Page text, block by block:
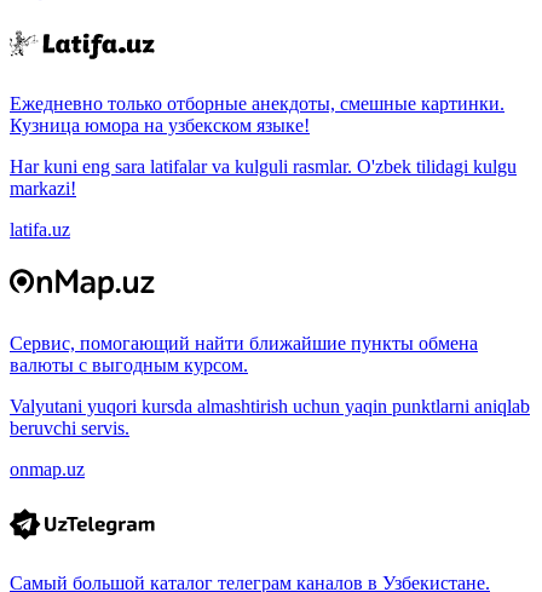
Ежедневно только отборные анекдоты, смешные картинки.
Кузница юмора на узбекском языке!
Har kuni eng sara latifalar va kulguli rasmlar. O'zbek tilidagi kulgu
markazi!
latifa.uz
Сервис, помогающий найти ближайшие пункты обмена
валюты с выгодным курсом.
Valyutani yuqori kursda almashtirish uchun yaqin punktlarni aniqlab
beruvchi servis.
onmap.uz
Самый большой каталог телеграм каналов в Узбекистане.